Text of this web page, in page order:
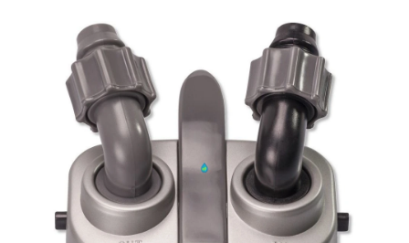
RASTLINY
SUBSTRÁTY
KRMIVÁ A VITAMÍNY
DEKORÁCIE